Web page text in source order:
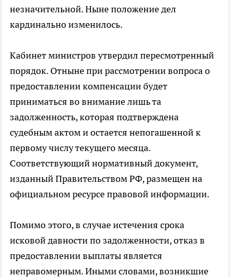
незначительной. Ныне положение дел
кардинально изменилось.
Кабинет министров утвердил пересмотренный
порядок. Отныне при рассмотрении вопроса о
предоставлении компенсации будет
приниматься во внимание лишь та
задолженность, которая подтверждена
судебным актом и остается непогашенной к
первому числу текущего месяца.
Соответствующий нормативный документ,
изданный Правительством РФ, размещен на
официальном ресурсе правовой информации.
Помимо этого, в случае истечения срока
исковой давности по задолженности, отказ в
предоставлении выплаты является
неправомерным. Иными словами, возникшие